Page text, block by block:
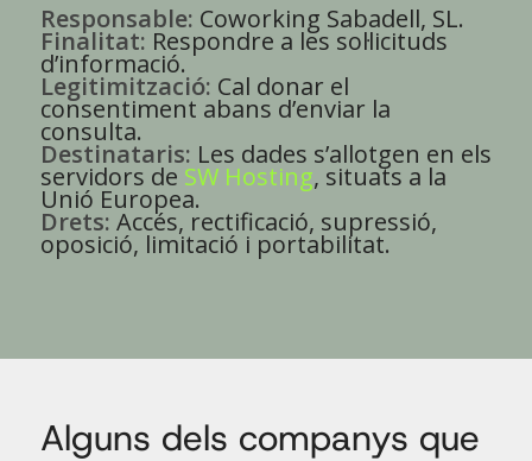
Responsable: Coworking Sabadell, SL.
Finalitat: Respondre a les sol·licituds
d’informació.
Legitimització: Cal donar el
consentiment abans d’enviar la
consulta.
Destinataris: Les dades s’allotgen en els
servidors de SW Hosting, situats a la
Unió Europea.
Drets: Accés, rectificació, supressió,
oposició, limitació i portabilitat.
Alguns dels companys que